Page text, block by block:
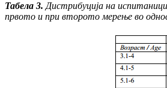
Табела 3. Дистрибуција на испи­та­ни­ци­
првото и при второто ме­ре­ње во